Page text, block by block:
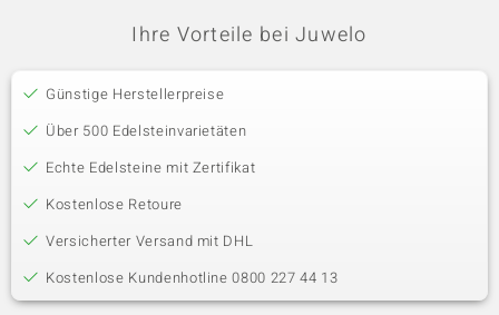
Ihre Vorteile bei Juwelo
Günstige Herstellerpreise
Über 500 Edelsteinvarietäten
Echte Edelsteine mit Zertifikat
Kostenlose Retoure
Versicherter Versand mit DHL
Kostenlose Kundenhotline 0800 227 44 13